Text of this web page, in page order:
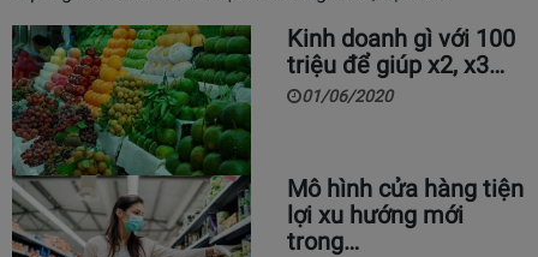
Kinh doanh gì với 100
triệu để giúp x2, x3…
01/06/2020
Mô hình cửa hàng tiện
lợi xu hướng mới
trong…